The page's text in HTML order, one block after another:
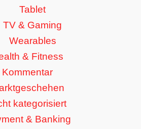
Tablet
TV & Gaming
Wearables
& Fitness
Kommentar
kategorisiert
& Banking